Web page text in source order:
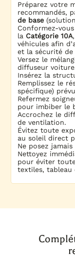
Préparez votre
recommandés,
de base
Conformez-
la Catégorie 10A
véhicules afin
et la sécurité de
Versez le
diffuseur
Insérez la
Remplissez le
spécifique)
Refermez
pour imbiber le
Accrochez le
de ventilation.
Évitez toute
au soleil direct
Ne posez
Nettoyez
pour éviter
textiles, tableau